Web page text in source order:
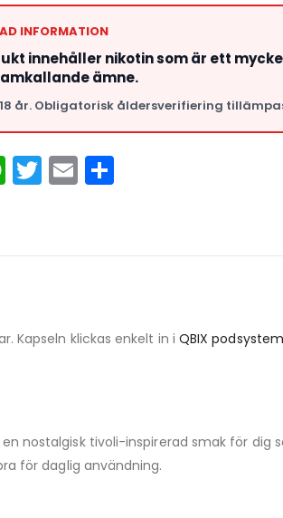
INFORMATION
innehåller nikotin som är ett
ämne.
år. Obligatorisk åldersverifiering
WhatsApp
Twitter
Email
Kapseln klickas enkelt in i QBIX podsystem
nostalgisk tivoli-inspirerad smak för dig
för daglig användning.